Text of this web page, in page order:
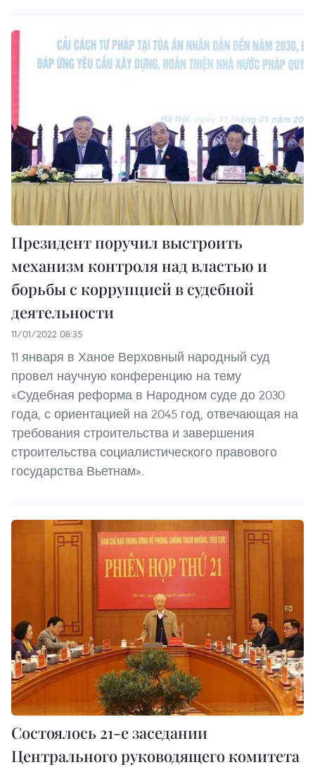
Президент поручил выстроить
механизм контроля над властью и
борьбы с коррупцией в судебной
деятельности
11/01/2022 08:35
11 января в Ханое Верховный народный суд
провел научную конференцию на тему
«Судебная реформа в Народном суде до 2030
года, с ориентацией на 2045 год, отвечающая на
требования строительства и завершения
строительства социалистического правового
государства Вьетнам».
Состоялось 21-е заседании
Центрального руководящего комитета